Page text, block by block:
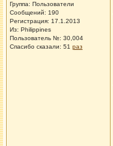
Группа: Пользователи
Сообщений: 190
Регистрация: 17.1.2013
Из: Philippines
Пользователь №: 30,004
Спасибо сказали: 51 раз